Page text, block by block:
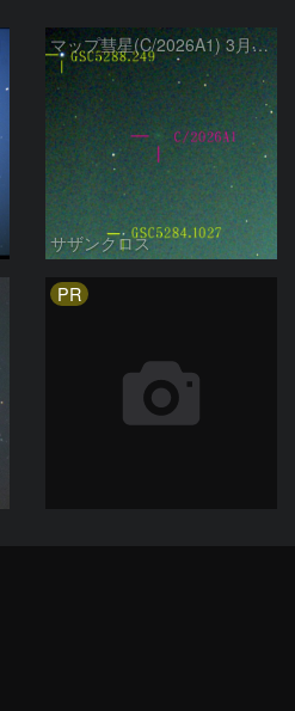
マップ彗星(C/2026A1) 3月‎10日Seestar50
サザンクロス
PR